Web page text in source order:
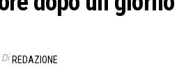
Di REDAZIONE